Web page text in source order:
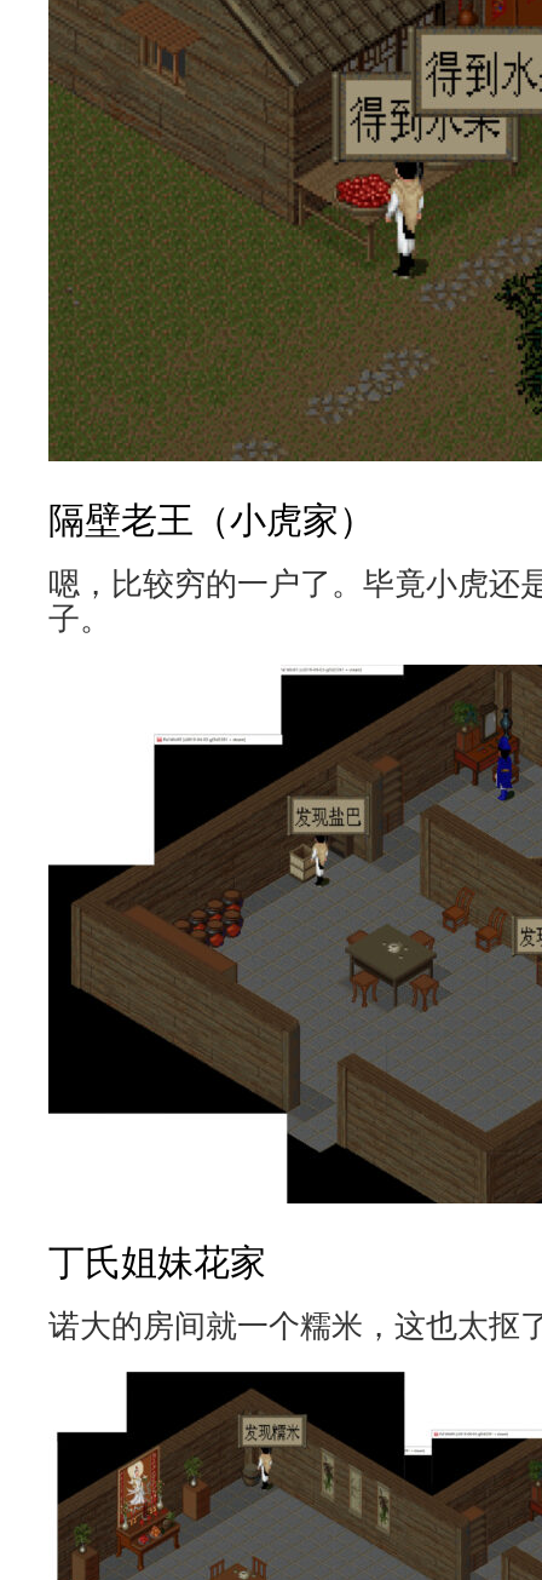
隔壁老王（小虎家）
嗯，比较穷的一户了。毕竟小虎还
子。
丁氏姐妹花家
诺大的房间就一个糯米，这也太抠